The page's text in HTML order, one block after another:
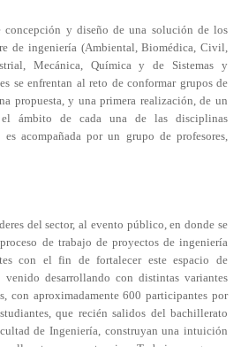
concepción y diseño de una solución de los
de ingeniería (Ambiental, Biomédica, Civil,
Mecánica, Química y de Sistemas y
se enfrentan al reto de conformar grupos de
propuesta, y una primera realización, de un
el ámbito de cada una de las disciplinas
acompañada por un grupo de profesores,
del sector, al evento público, en donde se
de trabajo de proyectos de ingeniería
con el fin de fortalecer este espacio de
venido desarrollando con distintas variantes
con aproximadamente 600 participantes por
que recién salidos del bachillerato
de Ingeniería, construyan una intuición